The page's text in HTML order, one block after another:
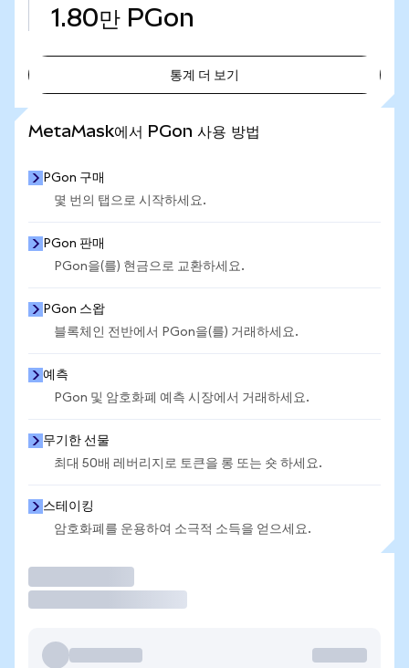
1.80만 PGon
통계 더 보기
MetaMask에서 PGon 사용 방법
PGon 구매
몇 번의 탭으로 시작하세요.
PGon 판매
PGon을(를) 현금으로 교환하세요.
PGon 스왑
블록체인 전반에서 PGon을(를) 거래하세요.
예측
PGon 및 암호화폐 예측 시장에서 거래하세요.
무기한 선물
최대 50배 레버리지로 토큰을 롱 또는 숏 하세요.
스테이킹
암호화폐를 운용하여 소극적 소득을 얻으세요.